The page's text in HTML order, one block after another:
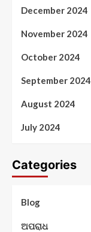
December 2024
November 2024
October 2024
September 2024
August 2024
July 2024
Categories
Blog
ଅପରାଧ